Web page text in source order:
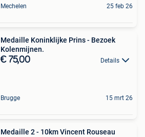
Mechelen 25 feb 26
Medaille Koninklijke Prins - Bezoek
Kolenmijnen.
€ 75,00 Details
Brugge 15 mrt 26
Medaille 2 - 10km Vincent Rouseau